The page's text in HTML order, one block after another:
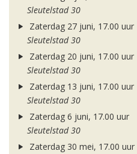
Sleutelstad 30
Zaterdag 27 juni, 17.00 uur
Sleutelstad 30
Zaterdag 20 juni, 17.00 uur
Sleutelstad 30
Zaterdag 13 juni, 17.00 uur
Sleutelstad 30
Zaterdag 6 juni, 17.00 uur
Sleutelstad 30
Zaterdag 30 mei, 17.00 uur